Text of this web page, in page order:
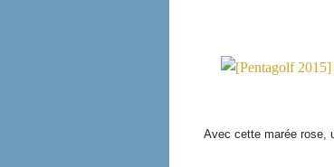
Avec cette marée rose,